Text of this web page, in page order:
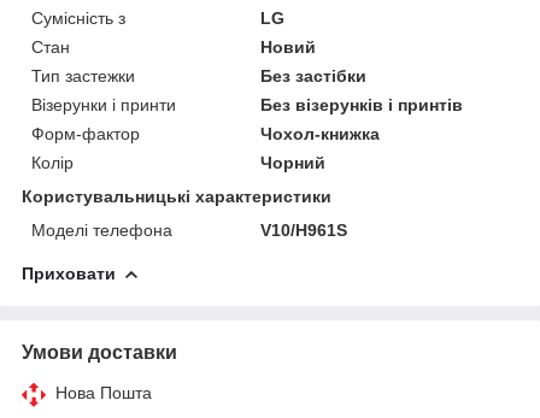
Сумісність з
LG
Стан
Новий
Тип застежки
Без застібки
Візерунки і принти
Без візерунків і принтів
Форм-фактор
Чохол-книжка
Колір
Чорний
Користувальницькі характеристики
Моделі телефона
V10/H961S
Приховати
Умови доставки
Нова Пошта